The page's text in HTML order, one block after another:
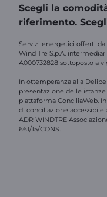
Scegli la
riferimento.
Servizi energetici offerti da
Wind Tre S.p.A.
A000732828 sottoposto a
In ottemperanza alla
presentazione delle
piattaforma ConciliaWeb.
di conciliazione accessibile
ADR WINDTRE
661/15/CONS.